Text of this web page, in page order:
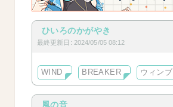
ひいろのかがやき
最終更新日: 2024/05/05 08:12
WIND BREAKER ウィン
風の音